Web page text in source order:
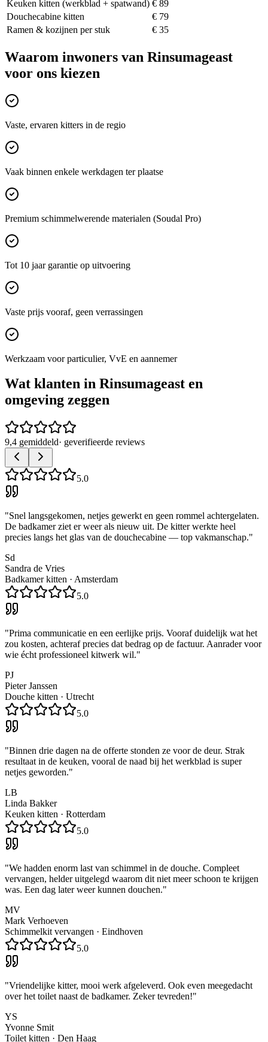
Keuken kitten (werkblad + spatwand) € 89
Douchecabine kitten
€ 79
Ramen & kozijnen per stuk
€ 35
Waarom inwoners van Rinsumageast
voor ons kiezen
Vaste, ervaren kitters in de regio
Vaak binnen enkele werkdagen ter plaatse
Premium schimmelwerende materialen (Soudal Pro)
Tot 10 jaar garantie op uitvoering
Vaste prijs vooraf, geen verrassingen
Werkzaam voor particulier, VvE en aannemer
Wat klanten in Rinsumageast en
omgeving zeggen
9,4 gemiddeld· geverifieerde reviews
5.0
"Snel langsgekomen, netjes gewerkt en geen rommel achtergelaten.
De badkamer ziet er weer als nieuw uit. De kitter werkte heel
precies langs het glas van de douchecabine — top vakmanschap."
Sd
Sandra de Vries
Badkamer kitten · Amsterdam
5.0
"Prima communicatie en een eerlijke prijs. Vooraf duidelijk wat het
zou kosten, achteraf precies dat bedrag op de factuur. Aanrader voor
wie écht professioneel kitwerk wil."
PJ
Pieter Janssen
Douche kitten · Utrecht
5.0
"Binnen drie dagen na de offerte stonden ze voor de deur. Strak
resultaat in de keuken, vooral de naad bij het werkblad is super
netjes geworden."
LB
Linda Bakker
Keuken kitten · Rotterdam
5.0
"We hadden enorm last van schimmel in de douche. Compleet
vervangen, helder uitgelegd waarom dit niet meer schoon te krijgen
was. Een dag later weer kunnen douchen."
MV
Mark Verhoeven
Schimmelkit vervangen · Eindhoven
5.0
"Vriendelijke kitter, mooi werk afgeleverd. Ook even meegedacht
over het toilet naast de badkamer. Zeker tevreden!"
YS
Yvonne Smit
Toilet kitten · Den Haag